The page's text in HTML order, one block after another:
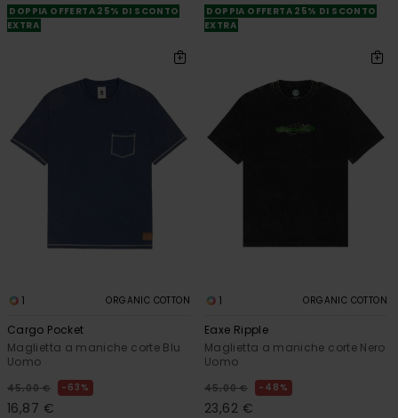
DOPPIA OFFERTA 25% DI SCONTO
EXTRA
DOPPIA OFFERTA 25% DI SCONTO
EXTRA
1 ORGANIC COTTON
Cargo Pocket
Maglietta a maniche corte Blu
Uomo
45,00 € 63%
16,87 €
1 ORGANIC COTTON
Eaxe Ripple
Maglietta a maniche corte Nero
Uomo
45,00 € 48%
23,62 €